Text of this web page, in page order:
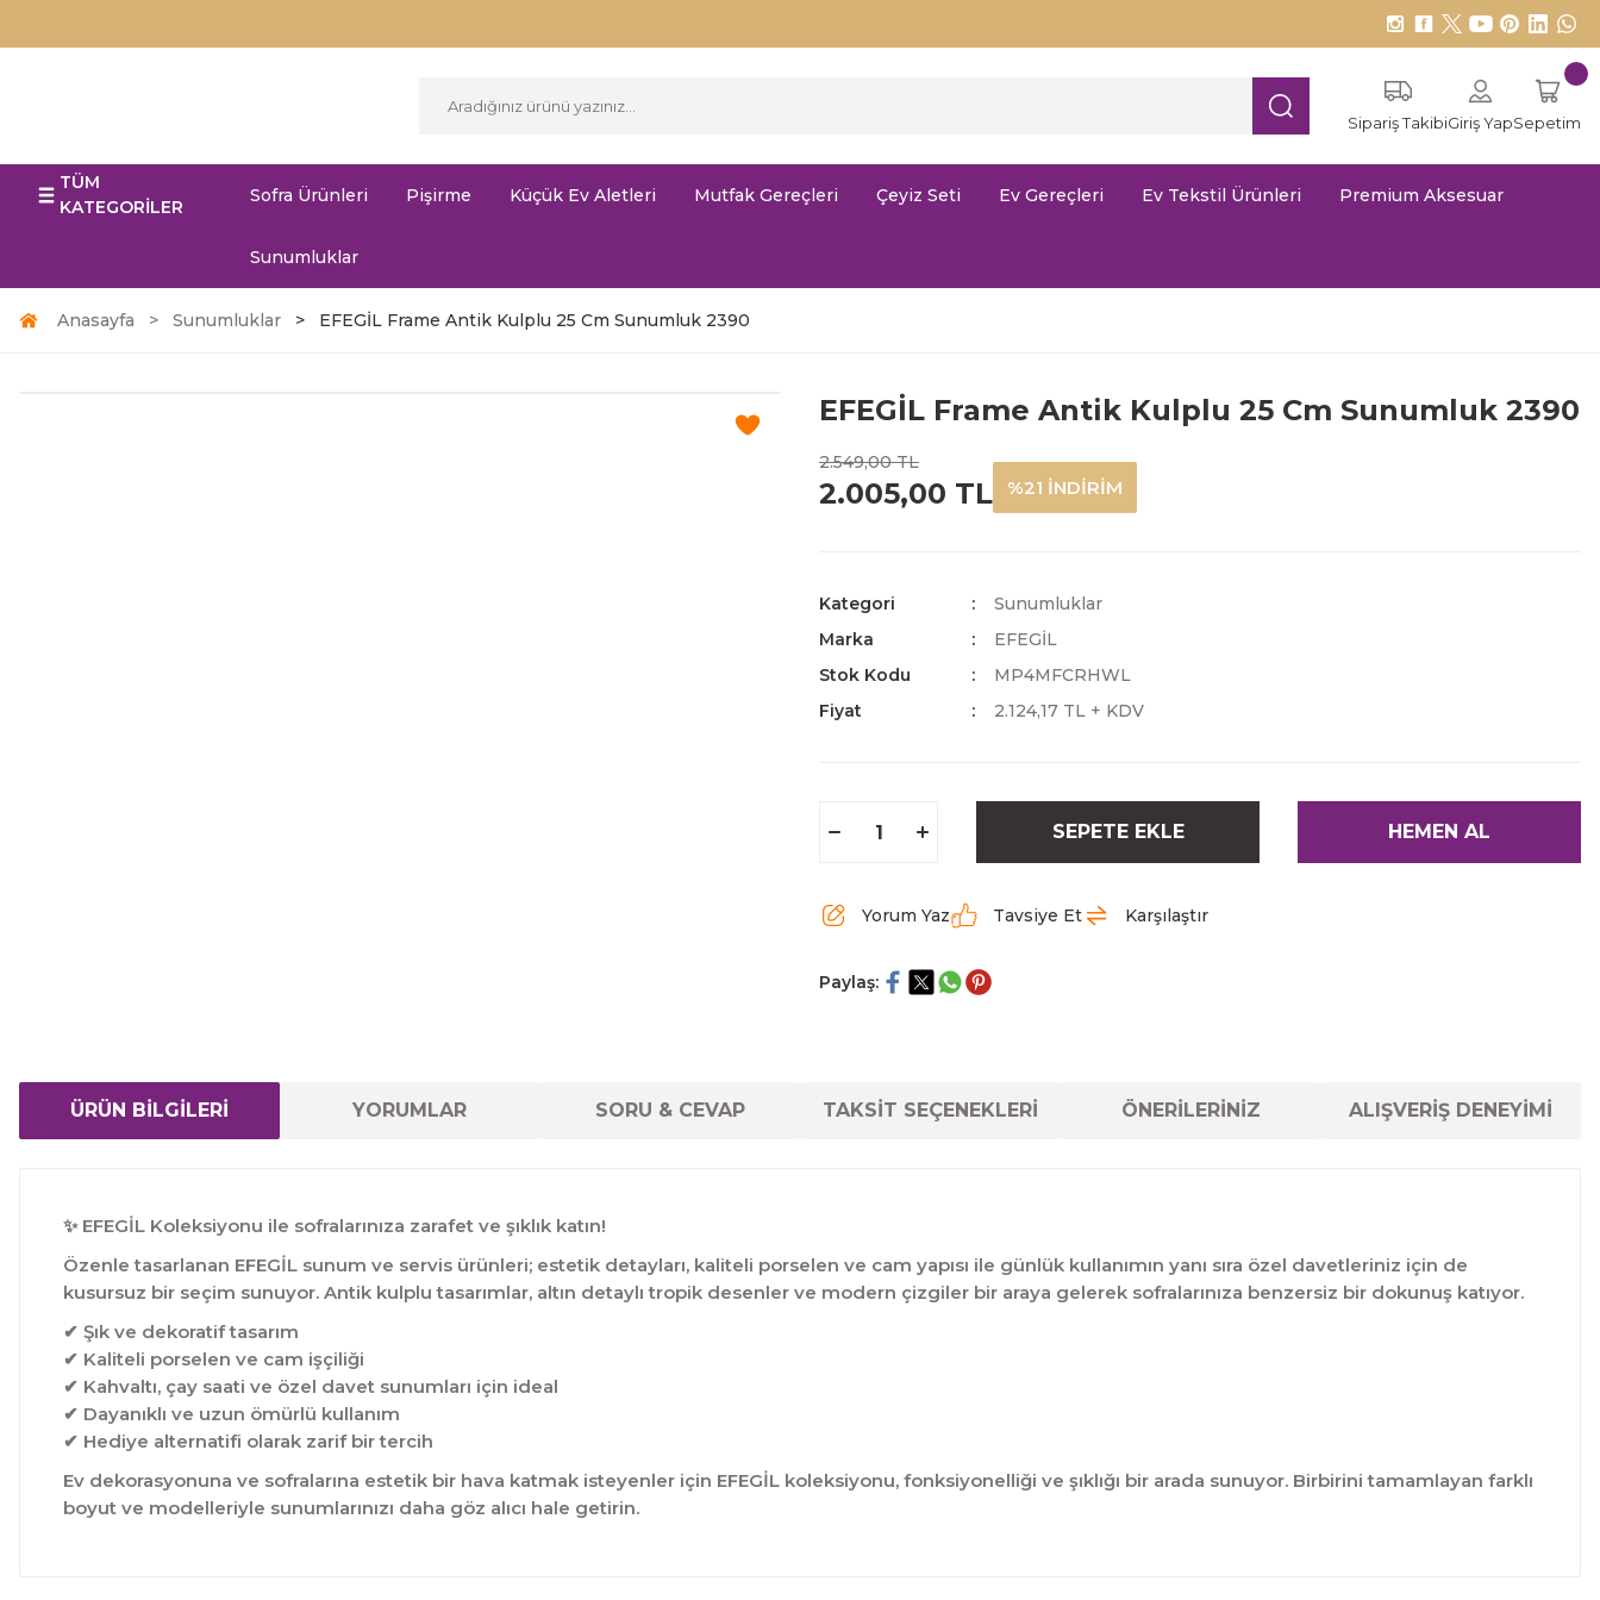
Sipariş TakibiGiriş YapSepetim
TÜM
KATEGORİLER
Sofra Ürünleri Pişirme Küçük Ev Aletleri Mutfak Gereçleri Çeyiz Seti Ev Gereçleri Ev Tekstil Ürünleri Premium Aksesuar
Sunumluklar
Anasayfa Sunumluklar EFEGİL Frame Antik Kulplu 25 Cm Sunumluk 2390
EFEGİL Frame Antik Kulplu 25 Cm Sunumluk 2390
2.549,00 TL
2.005,00 TL %21 İNDİRİM
Kategori
Sunumluklar
Marka
EFEGİL
Stok Kodu
MP4MFCRHWL
Fiyat
2.124,17 TL + KDV
SEPETE EKLE HEMEN AL
Yorum Yaz Tavsiye Et Karşılaştır
Paylaş:
ÜRÜN BİLGİLERİ YORUMLAR SORU & CEVAP TAKSİT SEÇENEKLERİ ÖNERİLERİNİZ ALIŞVERİŞ DENEYİMİ
✨ EFEGİL Koleksiyonu ile sofralarınıza zarafet ve şıklık katın!
Özenle tasarlanan EFEGİL sunum ve servis ürünleri; estetik detayları, kaliteli porselen ve cam yapısı ile günlük kullanımın yanı sıra özel davetleriniz için de
kusursuz bir seçim sunuyor. Antik kulplu tasarımlar, altın detaylı tropik desenler ve modern çizgiler bir araya gelerek sofralarınıza benzersiz bir dokunuş katıyor.
✔ Şık ve dekoratif tasarım
✔ Kaliteli porselen ve cam işçiliği
✔ Kahvaltı, çay saati ve özel davet sunumları için ideal
✔ Dayanıklı ve uzun ömürlü kullanım
✔ Hediye alternatifi olarak zarif bir tercih
Ev dekorasyonuna ve sofralarına estetik bir hava katmak isteyenler için EFEGİL koleksiyonu, fonksiyonelliği ve şıklığı bir arada sunuyor. Birbirini tamamlayan farklı
boyut ve modelleriyle sunumlarınızı daha göz alıcı hale getirin.